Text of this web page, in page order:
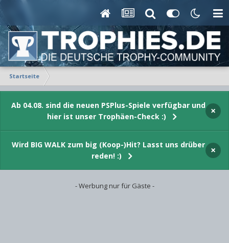
Startseite
Ab 04.08. sind die neuen PSPlus-Spiele verfügbar und
hier ist unser Trophäen-Check :)
×
Wird BIG WALK zum big (Koop-)Hit? Lasst uns drüber
reden! :)
×
- Werbung nur für Gäste -